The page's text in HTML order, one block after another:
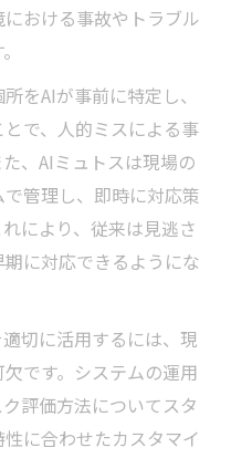
おける事故やトラブル
をAIが事前に特定し、
で、人的ミスによる事
、AIミュトスは現場の
管理し、即時に対応策
により、従来は見逃さ
に対応できるようにな
切に活用するには、現
です。システムの運用
評価方法についてスタ
に合わせたカスタマイ